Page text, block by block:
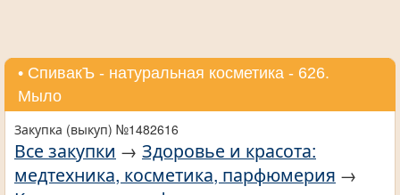
• СпивакЪ - натуральная косметика - 626.
Мыло
Закупка (выкуп) №1482616
Все закупки → Здоровье и красота:
медтехника, косметика, парфюмерия →